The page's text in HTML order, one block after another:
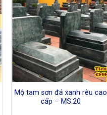
Mộ tam sơn đá xanh rêu cao
cấp – MS:20